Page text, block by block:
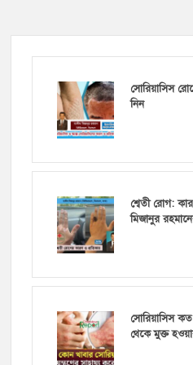
সোরিয়াসিস
নিন
শ্বেতী রোগ:
মিজানুর
সোরিয়াসিস
থেকে মুক্ত